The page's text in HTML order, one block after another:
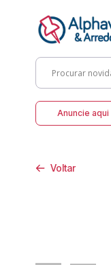
Anuncie aqui
Voltar